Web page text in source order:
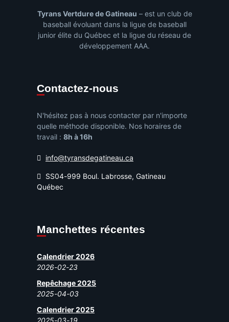
Tyrans Vertdure de Gatineau – est un club de
baseball évoluant dans la ligue de baseball
junior élite du Québec et la ligue du réseau de
développement AAA.
Contactez-nous
N'hésitez pas à nous contacter par n'importe
quelle méthode disponible. Nos horaires de
travail : 8h à 16h
info@tyransdegatineau.ca
SS04-999 Boul. Labrosse, Gatineau
Québec
Manchettes récentes
Calendrier 2026
2026-02-23
Repêchage 2025
2025-04-03
Calendrier 2025
2025-03-19